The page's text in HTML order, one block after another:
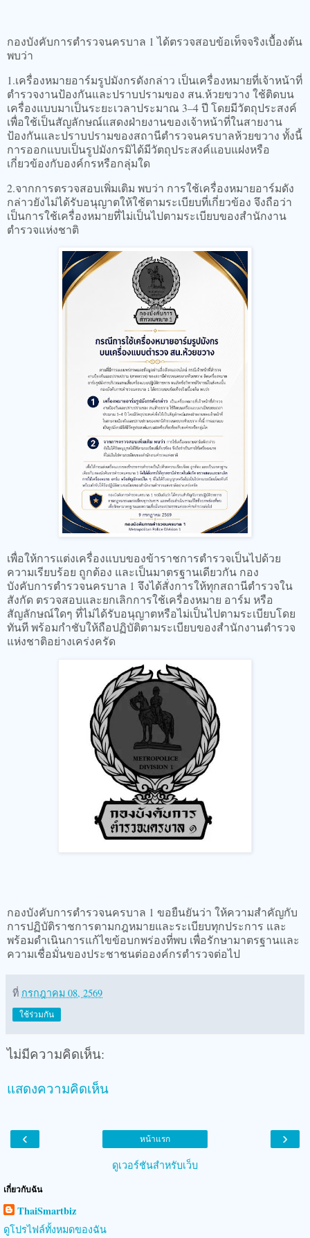
กองบังคับการตำรวจนครบาล 1 ได้ตรวจสอบข้อเท็จจริงเบื้องต้น
พบว่า
1.เครื่องหมายอาร์มรูปมังกรดังกล่าว เป็นเครื่องหมายที่เจ้าหน้าที่
ตำรวจงานป้องกันและปราบปรามของ สน.ห้วยขวาง ใช้ติดบน
เครื่องแบบมาเป็นระยะเวลาประมาณ 3–4 ปี โดยมีวัตถุประสงค์
เพื่อใช้เป็นสัญลักษณ์แสดงฝ่ายงานของเจ้าหน้าที่ในสายงาน
ป้องกันและปราบปรามของสถานีตำรวจนครบาลห้วยขวาง ทั้งนี้
การออกแบบเป็นรูปมังกรมิได้มีวัตถุประสงค์แอบแฝงหรือ
เกี่ยวข้องกับองค์กรหรือกลุ่มใด
2.จากการตรวจสอบเพิ่มเติม พบว่า การใช้เครื่องหมายอาร์มดัง
กล่าวยังไม่ได้รับอนุญาตให้ใช้ตามระเบียบที่เกี่ยวข้อง จึงถือว่า
เป็นการใช้เครื่องหมายที่ไม่เป็นไปตามระเบียบของสำนักงาน
ตำรวจแห่งชาติ
เพื่อให้การแต่งเครื่องแบบของข้าราชการตำรวจเป็นไปด้วย
ความเรียบร้อย ถูกต้อง และเป็นมาตรฐานเดียวกัน กอง
บังคับการตำรวจนครบาล 1 จึงได้สั่งการให้ทุกสถานีตำรวจใน
สังกัด ตรวจสอบและยกเลิกการใช้เครื่องหมาย อาร์ม หรือ
สัญลักษณ์ใดๆ ที่ไม่ได้รับอนุญาตหรือไม่เป็นไปตามระเบียบโดย
ทันที พร้อมกำชับให้ถือปฏิบัติตามระเบียบของสำนักงานตำรวจ
แห่งชาติอย่างเคร่งครัด
กองบังคับการตำรวจนครบาล 1 ขอยืนยันว่า ให้ความสำคัญกับ
การปฏิบัติราชการตามกฎหมายและระเบียบทุกประการ และ
พร้อมดำเนินการแก้ไขข้อบกพร่องที่พบ เพื่อรักษามาตรฐานและ
ความเชื่อมั่นของประชาชนต่อองค์กรตำรวจต่อไป
ที่ กรกฎาคม 08, 2569
ใช้ร่วมกัน
ไม่มีความคิดเห็น:
แสดงความคิดเห็น
‹ ›
หน้าแรก
ดูเวอร์ชันสำหรับเว็บ
เกี่ยวกับฉัน
ThaiSmartbiz
ดูโปรไฟล์ทั้งหมดของฉัน